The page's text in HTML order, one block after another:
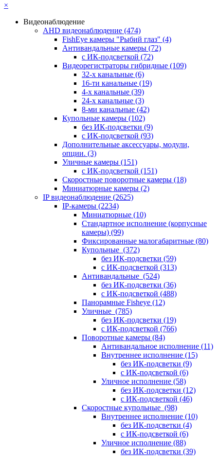
×
Видеонаблюдение
AHD видеонаблюдение (474)
FishEye камеры "Рыбий глаз" (4)
Антивандальные камеры (72)
с ИК-подсветкой (72)
Видеорегистраторы гибридные (109)
32-х канальные (6)
16-ти канальные (19)
4-х канальные (39)
24-х канальные (3)
8-ми канальные (42)
Купольные камеры (102)
без ИК-подсветки (9)
с ИК-подсветкой (93)
Дополнительные аксессуары, модули,
опции. (3)
Уличные камеры (151)
с ИК-подсветкой (151)
Скоростные поворотные камеры (18)
Миниатюрные камеры (2)
IP видеонаблюдение (2625)
IP-камеры (2234)
Миниатюрные (10)
Стандартное исполнение (корпусные
камеры) (99)
Фиксированные малогабаритные (80)
Купольные (372)
без ИК-подсветки (59)
с ИК-подсветкой (313)
Антивандальные (524)
без ИК-подсветки (36)
с ИК-подсветкой (488)
Панорамные Fisheye (12)
Уличные (785)
без ИК-подсветки (19)
с ИК-подсветкой (766)
Поворотные камеры (84)
Антивандальное исполнение (11)
Внутреннее исполнение (15)
без ИК-подсветки (9)
с ИК-подсветкой (6)
Уличное исполнение (58)
без ИК-подсветки (12)
с ИК-подсветкой (46)
Скоростные купольные (98)
Внутреннее исполнение (10)
без ИК-подсветки (4)
с ИК-подсветкой (6)
Уличное исполнение (88)
без ИК-подсветки (39)